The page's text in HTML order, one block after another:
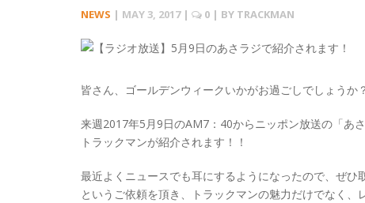
NEWS | MAY 3, 2017 | 0 | BY TRACKMAN
皆さん、ゴールデンウィークいかがお過ごしでしょうか？
来週2017年5月9日のAM7：40からニッポン放送の「あ
トラックマンが紹介されます！！
最近よくニュースでも耳にするようになったので、ぜひ
というご依頼を頂き、トラックマンの魅力だけでなく、